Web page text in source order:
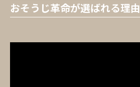
おそうじ革命が選ばれる理由